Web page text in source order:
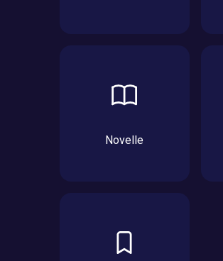
Novelle